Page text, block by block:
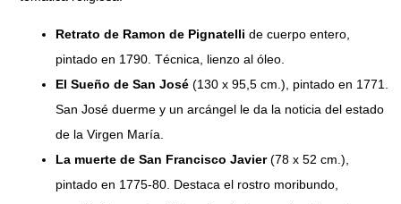
Retrato de Ramon de Pignatelli de cuerpo entero,
pintado en 1790. Técnica, lienzo al óleo.
El Sueño de San José (130 x 95,5 cm.), pintado en 1771.
San José duerme y un arcángel le da la noticia del estado
de la Virgen María.
La muerte de San Francisco Javier(78 x 52 cm.),
pintado en 1775-80. Destaca el rostro moribundo,